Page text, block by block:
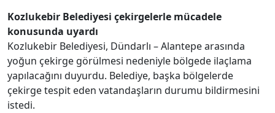
Kozlukebir Belediyesi çekirgelerle mücadele
konusunda uyardı
Kozlukebir Belediyesi, Dündarlı – Alantepe arasında
yoğun çekirge görülmesi nedeniyle bölgede ilaçlama
yapılacağını duyurdu. Belediye, başka bölgelerde
çekirge tespit eden vatandaşların durumu bildirmesini
istedi.